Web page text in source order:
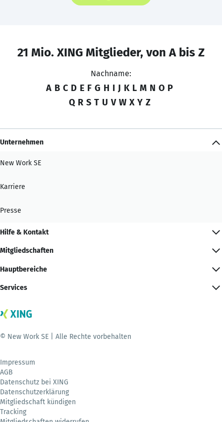
21 Mio. XING Mitglieder, von A bis Z
Nachname:
A B C D E F G H I J K L M N O P
Q R S T U V W X Y Z
Unternehmen
New Work SE
Karriere
Presse
Hilfe & Kontakt
Mitgliedschaften
Hauptbereiche
Services
© New Work SE | Alle Rechte vorbehalten
Impressum
AGB
Datenschutz bei XING
Datenschutzerklärung
Mitgliedschaft kündigen
Tracking